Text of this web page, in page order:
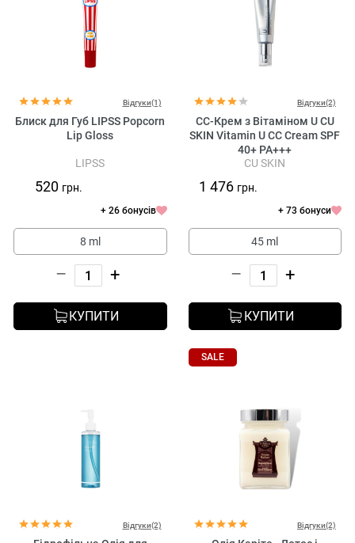
Відгуки(1)
Блиск для Губ LIPSS Popcorn
Lip Gloss
LIPSS
520 грн.
+ 26 бонусів
8 ml
– +
КУПИТИ
Відгуки(2)
CC-Крем з Вітаміном U CU
SKIN Vitamin U CC Cream SPF
40+ PA+++
CU SKIN
1 476 грн.
+ 73 бонуси
45 ml
– +
КУПИТИ
Відгуки(2)
SALE
Відгуки(2)